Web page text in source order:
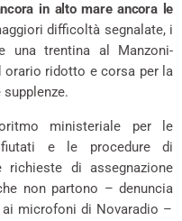
in alto mare ancora le
difficoltà segnalate, i
una trentina al Manzoni-
orario ridotto e corsa per la
ministeriale per le
e le procedure di
di assegnazione
non partono – denuncia
microfoni di Novaradio –